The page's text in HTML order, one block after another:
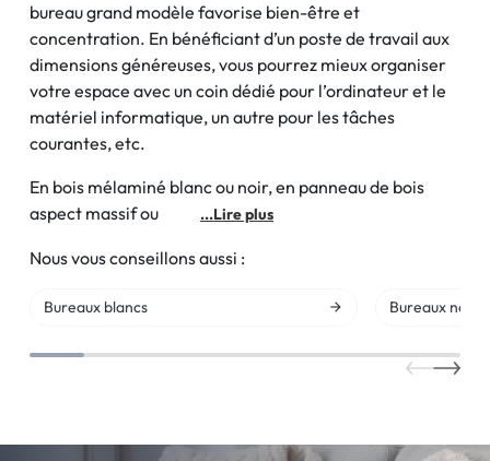
bureau grand modèle favorise bien-être et
concentration. En bénéficiant d’un poste de travail aux
dimensions généreuses, vous pourrez mieux organiser
votre espace avec un coin dédié pour l’ordinateur et le
matériel informatique, un autre pour les tâches
courantes, etc.
En bois mélaminé blanc ou noir, en panneau de bois
aspect massif ou
...Lire plus
Nous vous conseillons aussi :
Bureaux blancs Bureaux noirs